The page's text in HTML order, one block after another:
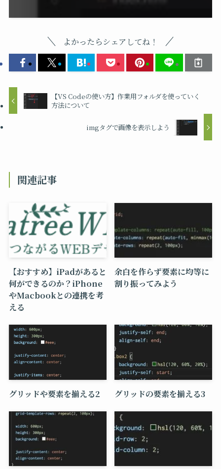
よかったらシェアしてね！
【VS Codeの使い方】作業用フォルダを使っていく
方法について
imgタグで画像を表示しよう
関連記事
【おすすめ】iPadがあると
何ができるのか？iPhone
やMacbookとの連携を考
える
余白を作らず要素に均等に
割り振ってみよう
グリッドや要素を揃える2 グリッドの要素を揃える3